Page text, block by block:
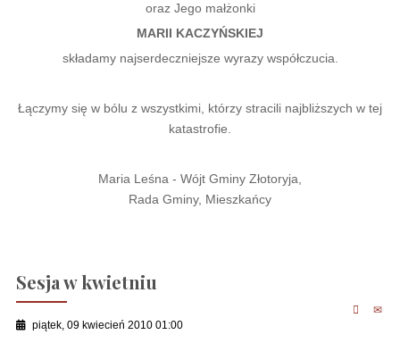
oraz Jego małżonki
MARII KACZYŃSKIEJ
składamy najserdeczniejsze wyrazy współczucia.
Łączymy się w bólu z wszystkimi, którzy stracili najbliższych w tej
katastrofie.
Maria Leśna - Wójt Gminy Złotoryja,
Rada Gminy, Mieszkańcy
Sesja w kwietniu
piątek, 09 kwiecień 2010 01:00